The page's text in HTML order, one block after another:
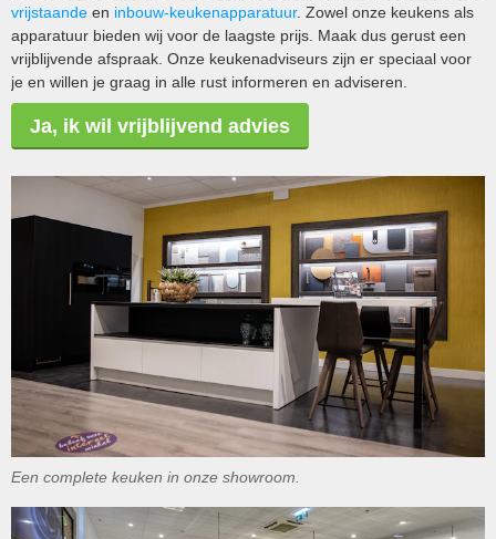
vrijstaande en inbouw-keukenapparatuur. Zowel onze keukens als
apparatuur bieden wij voor de laagste prijs. Maak dus gerust een
vrijblijvende afspraak. Onze keukenadviseurs zijn er speciaal voor
je en willen je graag in alle rust informeren en adviseren.
Ja, ik wil vrijblijvend advies
Een complete keuken in onze showroom.